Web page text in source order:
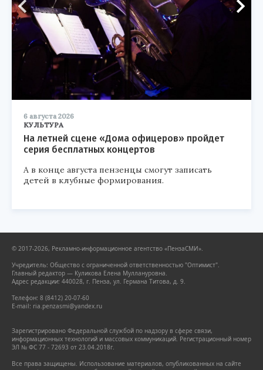
6 августа 2026
КУЛЬТУРА
На летней сцене «Дома офицеров» пройдет
серия бесплатных концертов
А в конце августа пензенцы смогут записать
детей в клубные формирования.
© 2017-2026, Рекламно-информационное агентство «ПензаСМИ».
Учредитель: Общество с ограниченной ответственностью "Оптимист".
Главный редактор — Куликова Елена Муллануровна.
Адрес редакции: 440028, г. Пенза, ул. Германа Титова, д. 9.
Телефон: 8 (8412) 20-07-60
E-mail: ria.penzasmi@yandex.ru
Зарегистрировано Федеральной службой по надзору в сфере связи,
информационных технологий и массовых коммуникаций. Регистрационный номер
ЭЛ № ФС 77 - 72693 от 23.04.2018г.
Все права защищены. Использование материалов, опубликованных на сайте